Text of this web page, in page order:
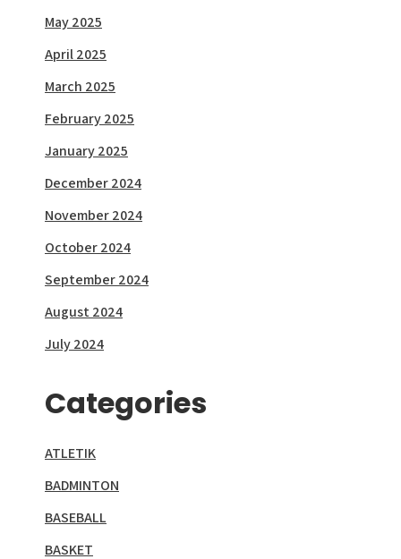
May 2025
April 2025
March 2025
February 2025
January 2025
December 2024
November 2024
October 2024
September 2024
August 2024
July 2024
Categories
ATLETIK
BADMINTON
BASEBALL
BASKET